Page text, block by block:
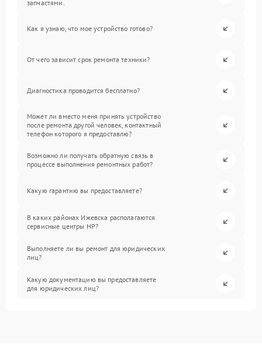
запчастями.
Как я узнаю, что мое устройство готово?
От чего зависит срок ремонта техники?
Диагностика проводится бесплатно?
Может ли вместо меня принять устройство
после ремонта другой человек, контактный
телефон которого я предоставлю?
Возможно ли получать обратную связь в
процессе выполнения ремонтных работ?
Какую гарантию вы предоставляете?
В каких районах Ижевска располагаются
сервисные центры HP?
Выполняете ли вы ремонт для юридических
лиц?
Какую документацию вы предоставляете
для юридических лиц?